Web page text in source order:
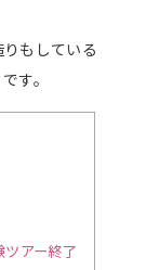
もしている
です。
ツアー終了